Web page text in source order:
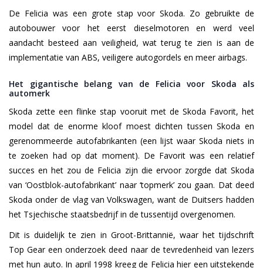
De Felicia was een grote stap voor Skoda. Zo gebruikte de
autobouwer voor het eerst dieselmotoren en werd veel
aandacht besteed aan veiligheid, wat terug te zien is aan de
implementatie van ABS, veiligere autogordels en meer airbags.
Het gigantische belang van de Felicia voor Skoda als
automerk
Skoda zette een flinke stap vooruit met de Skoda Favorit, het
model dat de enorme kloof moest dichten tussen Skoda en
gerenommeerde autofabrikanten (een lijst waar Skoda niets in
te zoeken had op dat moment). De Favorit was een relatief
succes en het zou de Felicia zijn die ervoor zorgde dat Skoda
van ‘Oostblok-autofabrikant’ naar ‘topmerk’ zou gaan. Dat deed
Skoda onder de vlag van Volkswagen, want de Duitsers hadden
het Tsjechische staatsbedrijf in de tussentijd overgenomen.
Dit is duidelijk te zien in Groot-Brittannië, waar het tijdschrift
Top Gear een onderzoek deed naar de tevredenheid van lezers
met hun auto. In april 1998 kreeg de Felicia hier een uitstekende